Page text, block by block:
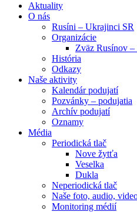
Aktuality
O nás
Rusíni – Ukrajinci SR
Organizácie
Zväz Rusínov
História
Odkazy
Naše aktivity
Kalendár podujatí
Pozvánky – podujatia
Archív podujatí
Oznamy
Média
Periodická tlač
Nove žytťa
Veselka
Dukla
Neperiodická tlač
Naše foto, audio,
Monitoring médií